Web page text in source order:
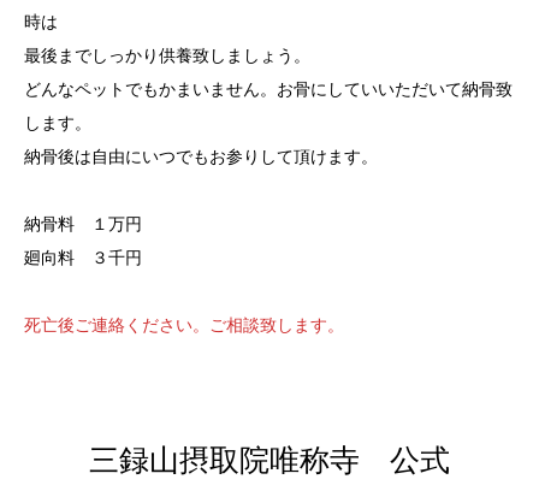
時は
最後までしっかり供養致しましょう。
どんなペットでもかまいません。お骨にしていいただいて納骨致
します。
納骨後は自由にいつでもお参りして頂けます。
納骨料 １万円
廻向料 ３千円
死亡後ご連絡ください。ご相談致します。
三録山摂取院唯称寺 公式